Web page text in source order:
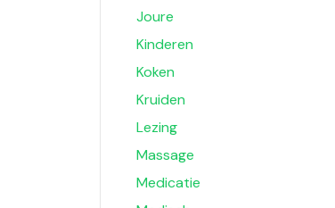
Joure
Kinderen
Koken
Kruiden
Lezing
Massage
Medicatie